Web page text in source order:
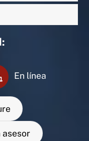
En línea
asesor